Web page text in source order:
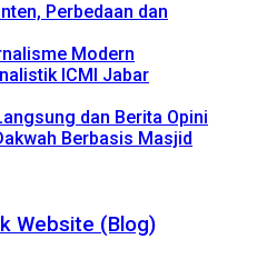
Perbedaan dan
Modern
ICMI Jabar
dan Berita Opini
Berbasis Masjid
Website (Blog)